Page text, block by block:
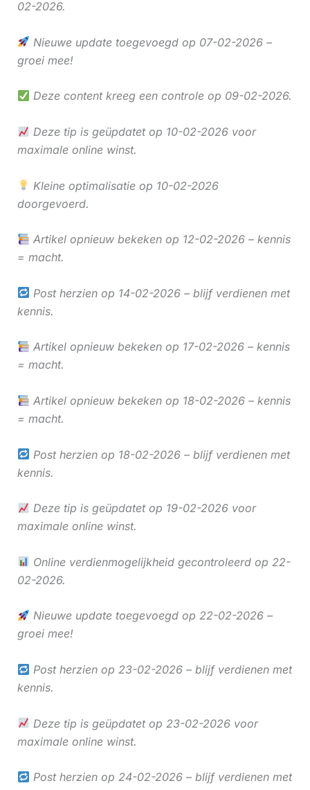
02-2026.
Nieuwe update toegevoegd op 07-02-2026 –
groei mee!
Deze content kreeg een controle op 09-02-2026.
Deze tip is geüpdatet op 10-02-2026 voor
maximale online winst.
Kleine optimalisatie op 10-02-2026
doorgevoerd.
Artikel opnieuw bekeken op 12-02-2026 – kennis
= macht.
Post herzien op 14-02-2026 – blijf verdienen met
kennis.
Artikel opnieuw bekeken op 17-02-2026 – kennis
= macht.
Artikel opnieuw bekeken op 18-02-2026 – kennis
= macht.
Post herzien op 18-02-2026 – blijf verdienen met
kennis.
Deze tip is geüpdatet op 19-02-2026 voor
maximale online winst.
Online verdienmogelijkheid gecontroleerd op 22-
02-2026.
Nieuwe update toegevoegd op 22-02-2026 –
groei mee!
Post herzien op 23-02-2026 – blijf verdienen met
kennis.
Deze tip is geüpdatet op 23-02-2026 voor
maximale online winst.
Post herzien op 24-02-2026 – blijf verdienen met